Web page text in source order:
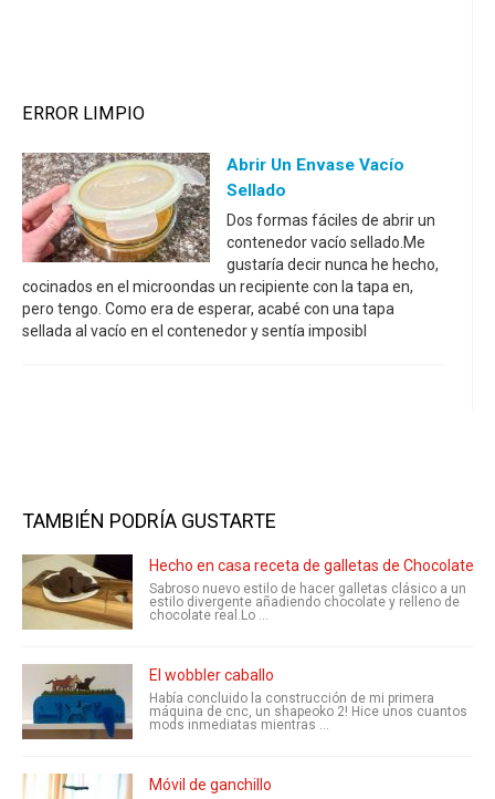
ERROR LIMPIO
Abrir Un Envase Vacío
Sellado
Dos formas fáciles de abrir un
contenedor vacío sellado.Me
gustaría decir nunca he hecho,
cocinados en el microondas un recipiente con la tapa en,
pero tengo. Como era de esperar, acabé con una tapa
sellada al vacío en el contenedor y sentía imposibl
TAMBIÉN PODRÍA GUSTARTE
Hecho en casa receta de galletas de Chocolate
Sabroso nuevo estilo de hacer galletas clásico a un
estilo divergente añadiendo chocolate y relleno de
chocolate real.Lo ...
El wobbler caballo
Había concluido la construcción de mi primera
máquina de cnc, un shapeoko 2! Hice unos cuantos
mods inmediatas mientras ...
Móvil de ganchillo